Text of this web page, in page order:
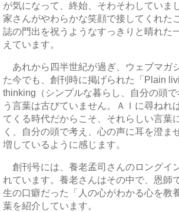
が気になって、終始、そわそわしていま
家さんがやわらかな笑顔で接してくれた
誌の門出を祝うようなすっきりと晴れた
えています。
あれから四半世紀が過ぎ、ウェブマガ
た今でも、創刊時に掲げられた「Plain
thinking（シンプルな暮らし、自分の頭
う言葉は古びていません。ＡＩに尋ねれ
てくる時代だからこそ、それらしい言葉
く、自分の頭で考え、心の声に耳を澄ま
増しているように感じます。
創刊号には、養老孟司さんのロングイ
れています。養老さんはその中で、恩師
生の口癖だった「人の心がわかる心を教
葉を紹介しています。